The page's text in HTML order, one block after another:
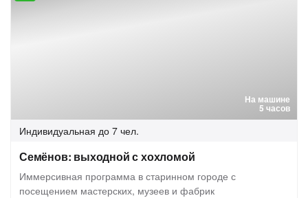
На машине
5 часов
Индивидуальная до 7 чел.
Семёнов: выходной с хохломой
Иммерсивная программа в старинном городе с
посещением мастерских, музеев и фабрик